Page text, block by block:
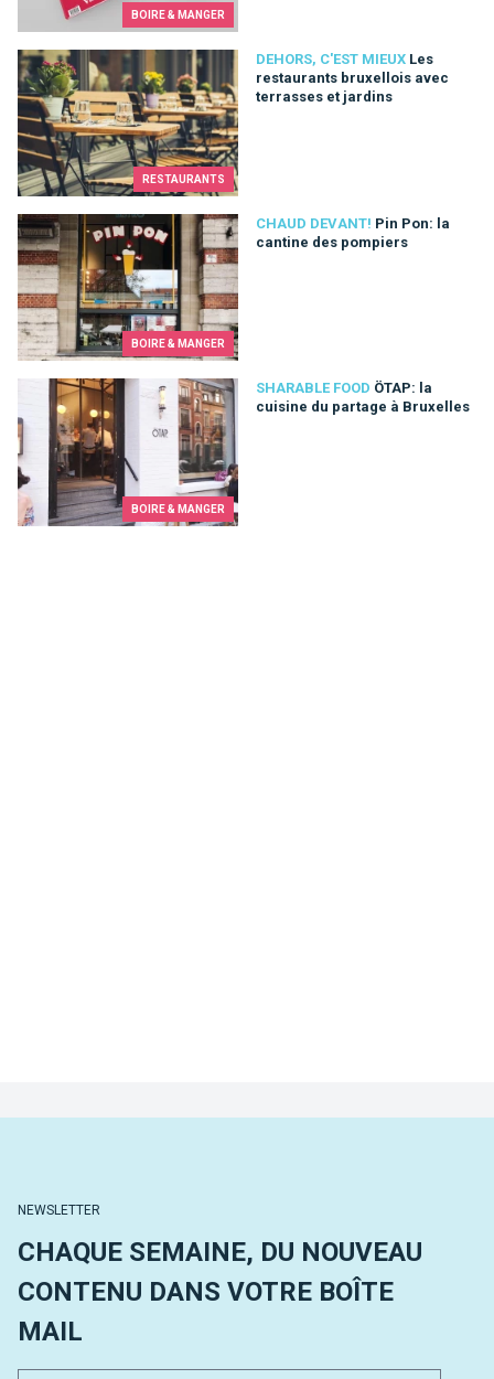
BOIRE & MANGER
RESTAURANTS
DEHORS, C'EST MIEUX Les
restaurants bruxellois avec
terrasses et jardins
Les restaurants bruxellois avec terrasses et jardins
BOIRE & MANGER
CHAUD DEVANT! Pin Pon: la
cantine des pompiers
Pin Pon: la cantine des pompiers
BOIRE & MANGER
SHARABLE FOOD ÖTAP: la
cuisine du partage à Bruxelles
ÖTAP: la cuisine du partage à Bruxelles
NEWSLETTER
CHAQUE SEMAINE, DU NOUVEAU
CONTENU DANS VOTRE BOÎTE
MAIL